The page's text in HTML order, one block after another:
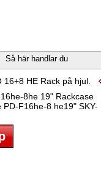
Så här handlar du
16+8 HE Rack på hjul.
8he 19" Rackcase
F16he-8 he19" SKY-